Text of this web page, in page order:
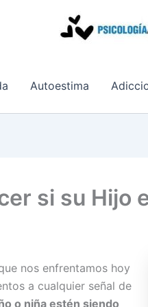
Autoestima
si su Hijo
nos enfrentamos hoy
a cualquier señal de
o niña estén siendo